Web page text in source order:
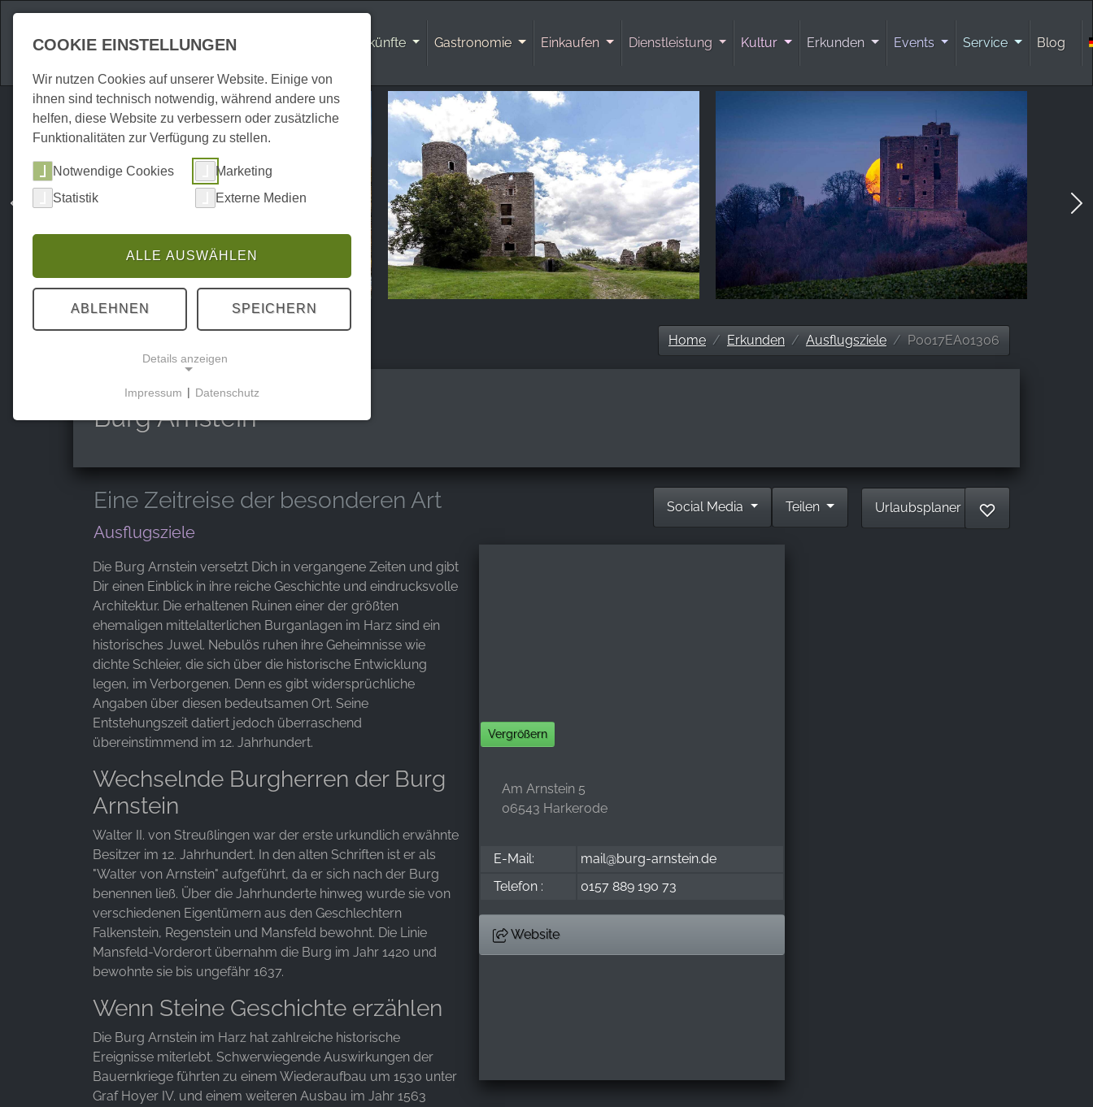
Attraktionen Unterkünfte Gastronomie Einkaufen Dienstleistung Kultur Erkunden Events Service Blog
Home Erkunden Ausflugsziele P0017EA01306
Burg Arnstein
Eine Zeitreise der besonderen Art
Ausflugsziele
Urlaubsplaner ♡
Teilen
Social Media
Die Burg Arnstein versetzt Dich in vergangene Zeiten und gibt
Dir einen Einblick in ihre reiche Geschichte und eindrucksvolle
Architektur. Die erhaltenen Ruinen einer der größten
ehemaligen mittelalterlichen Burganlagen im Harz sind ein
historisches Juwel. Nebulös ruhen ihre Geheimnisse wie
dichte Schleier, die sich über die historische Entwicklung
legen, im Verborgenen. Denn es gibt widersprüchliche
Angaben über diesen bedeutsamen Ort. Seine
Entstehungszeit datiert jedoch überraschend
übereinstimmend im 12. Jahrhundert.
Wechselnde Burgherren der Burg
Arnstein
Walter II. von Streußlingen war der erste urkundlich erwähnte
Besitzer im 12. Jahrhundert. In den alten Schriften ist er als
"Walter von Arnstein" aufgeführt, da er sich nach der Burg
benennen ließ. Über die Jahrhunderte hinweg wurde sie von
verschiedenen Eigentümern aus den Geschlechtern
Falkenstein, Regenstein und Mansfeld bewohnt. Die Linie
Mansfeld-Vorderort übernahm die Burg im Jahr 1420 und
bewohnte sie bis ungefähr 1637.
Wenn Steine Geschichte erzählen
Die Burg Arnstein im Harz hat zahlreiche historische
Ereignisse miterlebt. Schwerwiegende Auswirkungen der
Bauernkriege führten zu einem Wiederaufbau um 1530 unter
Graf Hoyer IV. und einem weiteren Ausbau im Jahr 1563
Vergrößern
Am Arnstein 5
06543 Harkerode
E-Mail:
mail@burg-arnstein.de
Telefon :
0157 889 190 73
Website
COOKIE EINSTELLUNGEN
Wir nutzen Cookies auf unserer Website. Einige von
ihnen sind technisch notwendig, während andere uns
helfen, diese Website zu verbessern oder zusätzliche
Funktionalitäten zur Verfügung zu stellen.
Notwendige Cookies
Marketing
Statistik
Externe Medien
ALLE AUSWÄHLEN
ABLEHNEN SPEICHERN
Details anzeigen
Diese Cookies ermöglichen grundlegende
erforderlich.
MARKETING
Marketing Cookies werden von Drittanbietern
verwendet, um personalisierte Werbung
anzuzeigen. Sie tun dies, indem sie Besucher über
Websites hinweg verfolgen.
Facebook Pixel
_fbp, fr, _fbq, fbq
Anbieter:
Werbemessung und Marketing
Cookie
Laufzeit:
3 Monate - 1 Jahr
STATISTIK
Statistik Cookies erfassen Informationen anonym.
Diese Informationen helfen uns zu verstehen, wie
unsere Besucher unsere Website nutzen.
Google Analytics
Name:
_ga, _gid, _gac_gb_
Impressum | Datenschutz